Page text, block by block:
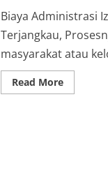
Biaya Administrasi
Terjangkau,
masyarakat atau
Read MoreRead
more